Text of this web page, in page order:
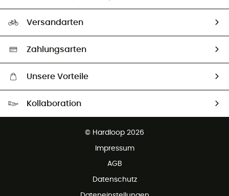
Unsere Botschafter
Auswahl an nachhaltigen Produkten
Versandarten
Zahlungsarten
Unsere Vorteile
Kollaboration
© Hardloop 2026
Impressum
AGB
Datenschutz